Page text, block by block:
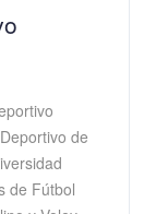
de
de Fútbol